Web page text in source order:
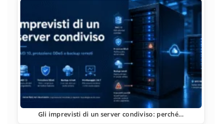
Gli imprevisti di un server condiviso: perché…